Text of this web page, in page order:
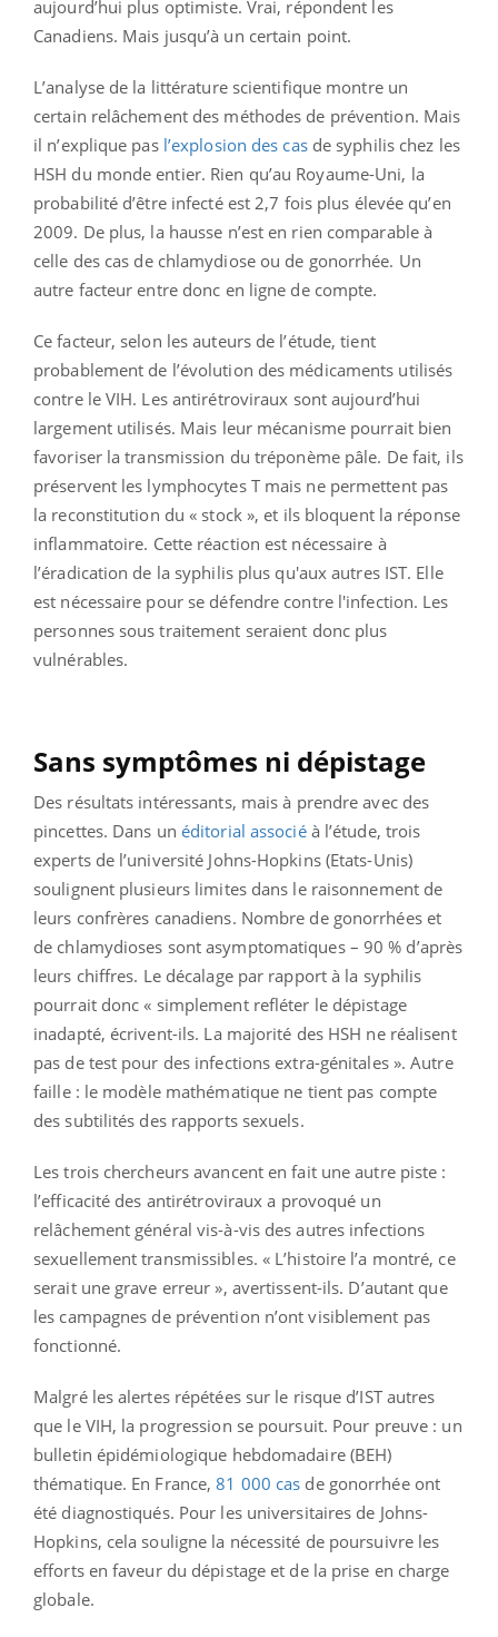
aujourd’hui plus optimiste. Vrai, répondent les
Canadiens. Mais jusqu’à un certain point.
L’analyse de la littérature scientifique montre un
certain relâchement des méthodes de prévention. Mais
il n’explique pas l’explosion des casde syphilis chez les
HSH du monde entier. Rien qu’au Royaume-Uni, la
probabilité d’être infecté est 2,7 fois plus élevée qu’en
2009. De plus, la hausse n’est en rien comparable à
celle des cas de chlamydiose ou de gonorrhée. Un
autre facteur entre donc en ligne de compte.
Ce facteur, selon les auteurs de l’étude, tient
probablement de l’évolution des médicaments utilisés
contre le VIH. Les antirétroviraux sont aujourd’hui
largement utilisés. Mais leur mécanisme pourrait bien
favoriser la transmission du tréponème pâle. De fait, ils
préservent les lymphocytes T mais ne permettent pas
la reconstitution du « stock », et ils bloquent la réponse
inflammatoire. Cette réaction est nécessaire à
l’éradication de la syphilis plus qu'aux autres IST. Elle
est nécessaire pour se défendre contre l'infection. Les
personnes sous traitement seraient donc plus
vulnérables.
Sans symptômes ni dépistage
Des résultats intéressants, mais à prendre avec des
pincettes. Dans un éditorial associéà l’étude, trois
experts de l’université Johns-Hopkins (Etats-Unis)
soulignent plusieurs limites dans le raisonnement de
leurs confrères canadiens. Nombre de gonorrhées et
de chlamydioses sont asymptomatiques – 90 % d’après
leurs chiffres. Le décalage par rapport à la syphilis
pourrait donc « simplement refléter le dépistage
inadapté, écrivent-ils. La majorité des HSH ne réalisent
pas de test pour des infections extra-génitales ». Autre
faille : le modèle mathématique ne tient pas compte
des subtilités des rapports sexuels.
Les trois chercheurs avancent en fait une autre piste :
l’efficacité des antirétroviraux a provoqué un
relâchement général vis-à-vis des autres infections
sexuellement transmissibles. « L’histoire l’a montré, ce
serait une grave erreur », avertissent-ils. D’autant que
les campagnes de prévention n’ont visiblement pas
fonctionné.
Malgré les alertes répétées sur le risque d’IST autres
que le VIH, la progression se poursuit. Pour preuve : un
bulletin épidémiologique hebdomadaire (BEH)
thématique. En France,81 000 cas de gonorrhée ont
été diagnostiqués. Pour les universitaires de Johns-
Hopkins, cela souligne la nécessité de poursuivre les
efforts en faveur du dépistage et de la prise en charge
globale.